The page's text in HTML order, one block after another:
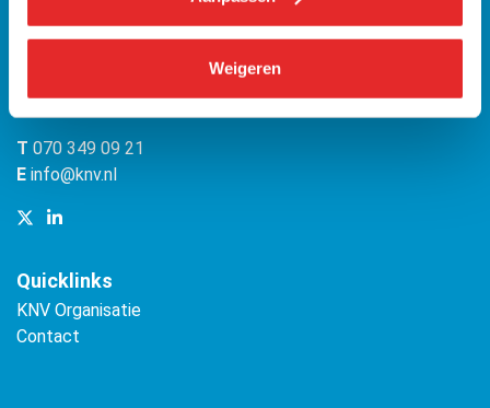
Weigeren
Bezuidenhoutseweg 12
2594 AV Den Haag
T 070 349 09 21
E info@knv.nl
Quicklinks
KNV Organisatie
Contact